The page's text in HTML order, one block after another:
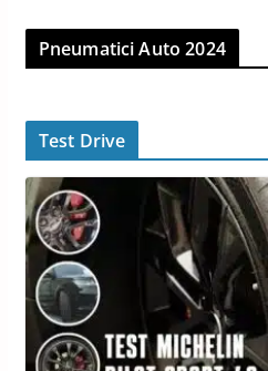
Pneumatici Auto 2024
Test Drive